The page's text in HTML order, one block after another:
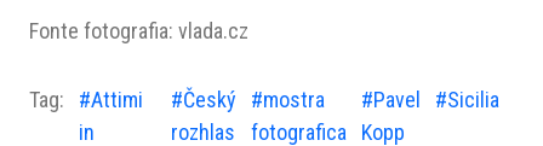
Fonte fotografia: vlada.cz
Tag:
#Attimi
in
#Český
rozhlas
#mostra
fotografica
#Pavel
Kopp
#Sicilia